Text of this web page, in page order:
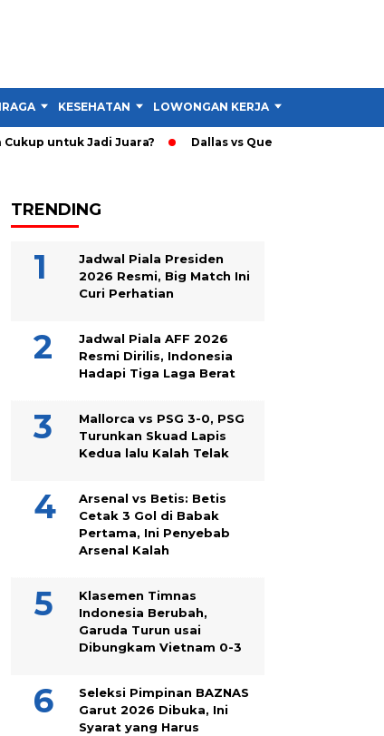
KESEHATAN LOWONGAN KERJA
untuk Jadi Juara? Dallas vs Querétaro: Gol Santiago
TRENDING
Jadwal Piala Presiden
2026 Resmi, Big Match Ini
Curi Perhatian
Jadwal Piala AFF 2026
Resmi Dirilis, Indonesia
Hadapi Tiga Laga Berat
Mallorca vs PSG 3-0, PSG
Turunkan Skuad Lapis
Kedua lalu Kalah Telak
Arsenal vs Betis: Betis
Cetak 3 Gol di Babak
Pertama, Ini Penyebab
Arsenal Kalah
Klasemen Timnas
Indonesia Berubah,
Garuda Turun usai
Dibungkam Vietnam 0-3
Seleksi Pimpinan BAZNAS
Garut 2026 Dibuka, Ini
Syarat yang Harus